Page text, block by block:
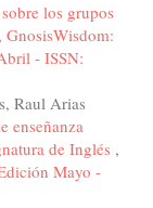
los grupos
, GnosisWisdom:
- ISSN:
Raul Arias
enseñanza
de Inglés ,
Mayo -